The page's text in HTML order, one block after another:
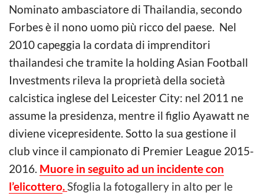
Nominato ambasciatore di Thailandia, secondo
Forbes è il nono uomo più ricco del paese. Nel
2010 capeggia la cordata di imprenditori
thailandesi che tramite la holding Asian Football
Investments rileva la proprietà della società
calcistica inglese del Leicester City: nel 2011 ne
assume la presidenza, mentre il figlio Ayawatt ne
diviene vicepresidente. Sotto la sua gestione il
club vince il campionato di Premier League 2015-
2016. Muore in seguito ad un incidente con
l’elicottero.Sfoglia la fotogallery in alto per le